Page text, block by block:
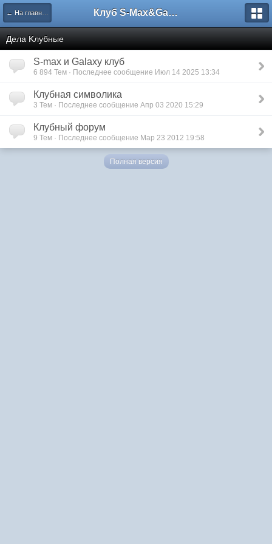
← На главную Клуб S-Max&Galaxy
Дела Kлубные
S-max и Galaxy клуб
6 894 Тем · Последнее сообщение Июл 14 2025 13:34
Клубная символика
3 Тем · Последнее сообщение Апр 03 2020 15:29
Клубный форум
9 Тем · Последнее сообщение Мар 23 2012 19:58
Полная версия